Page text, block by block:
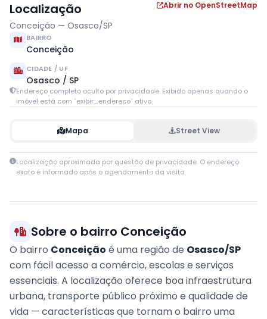
Localização
Conceição — Osasco/SP
Abrir no OpenStreetMap
BAIRRO
Conceição
CIDADE / UF
Osasco / SP
Endereço completo oculto por privacidade. Exibido apenas quando o
imóvel está com `exibir_endereco` ativo.
Mapa Street View
+
Localização aproximada por questão de privacidade. O endereço
exato é informado após o agendamento da visita.
Sobre o bairro Conceição
O bairro Conceição é uma região de Osasco/SP
com fácil acesso a comércio, escolas e serviços
essenciais. A localização oferece boa infraestrutura
urbana, transporte público próximo e qualidade de
vida — características que tornam o bairro uma